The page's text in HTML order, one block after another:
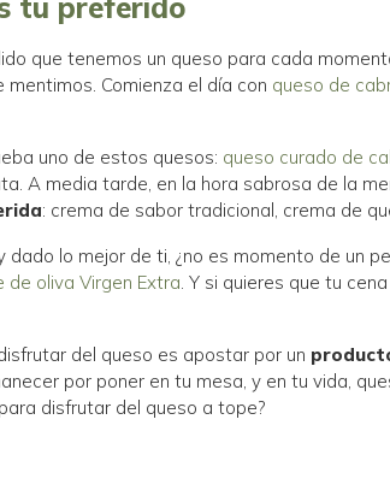
tu preferido
que tenemos un queso para cada
mentimos. Comienza el día con queso de
uno de estos quesos: queso curado de
A media tarde, en la hora sabrosa de la
: crema de sabor tradicional, crema de
lo mejor de ti, ¿no es momento de un
oliva Virgen Extra. Y si quieres que tu
del queso es apostar por un
por poner en tu mesa, y en tu vida,
disfrutar del queso a tope?